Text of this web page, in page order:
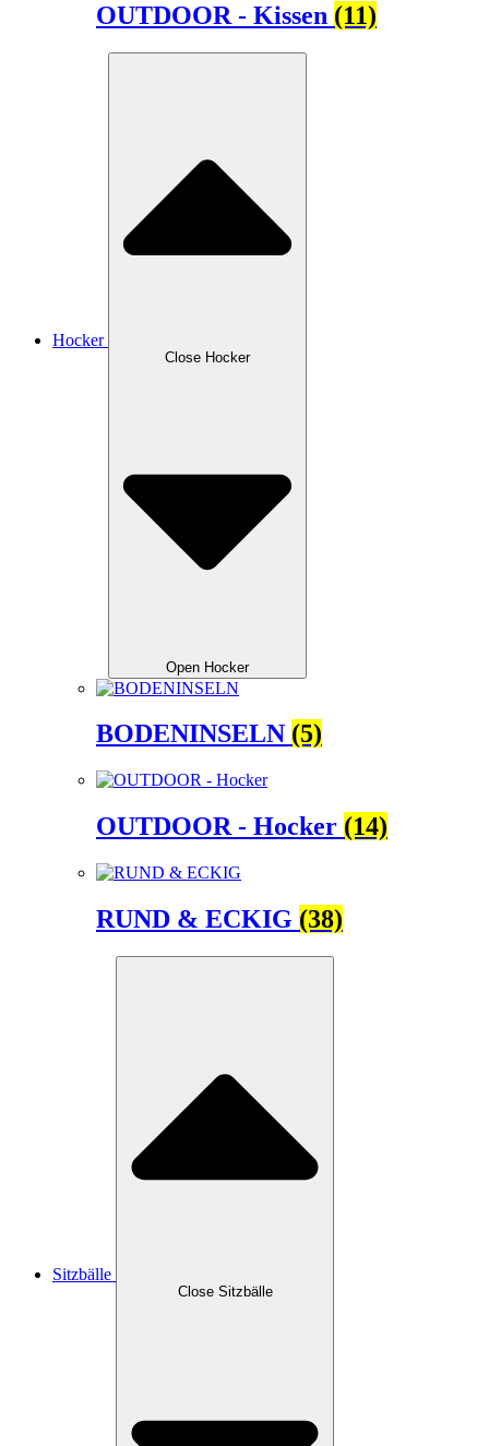
OUTDOOR - Kissen (11)
Hocker
Close Hocker
Open Hocker
BODENINSELN (5)
OUTDOOR - Hocker (14)
RUND & ECKIG (38)
Sitzbälle
Close Sitzbälle